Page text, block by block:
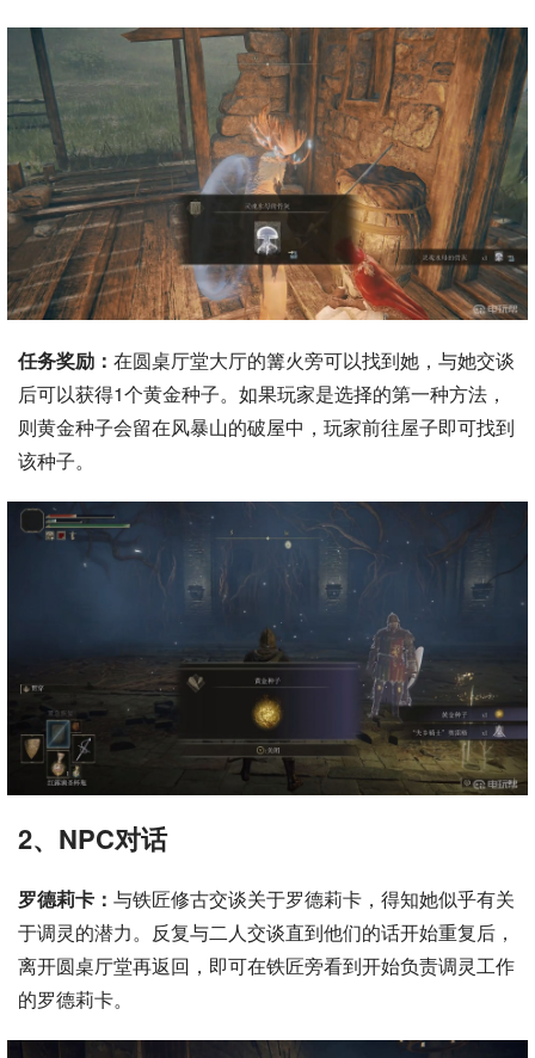
任务奖励： 在圆桌厅堂大厅的篝火旁可以找到她，与她交谈
后可以获得1个黄金种子。如果玩家是选择的第一种方法，
则黄金种子会留在风暴山的破屋中，玩家前往屋子即可找到
该种子。
2、NPC对话
罗德莉卡： 与铁匠修古交谈关于罗德莉卡，得知她似乎有关
于调灵的潜力。反复与二人交谈直到他们的话开始重复后，
离开圆桌厅堂再返回，即可在铁匠旁看到开始负责调灵工作
的罗德莉卡。